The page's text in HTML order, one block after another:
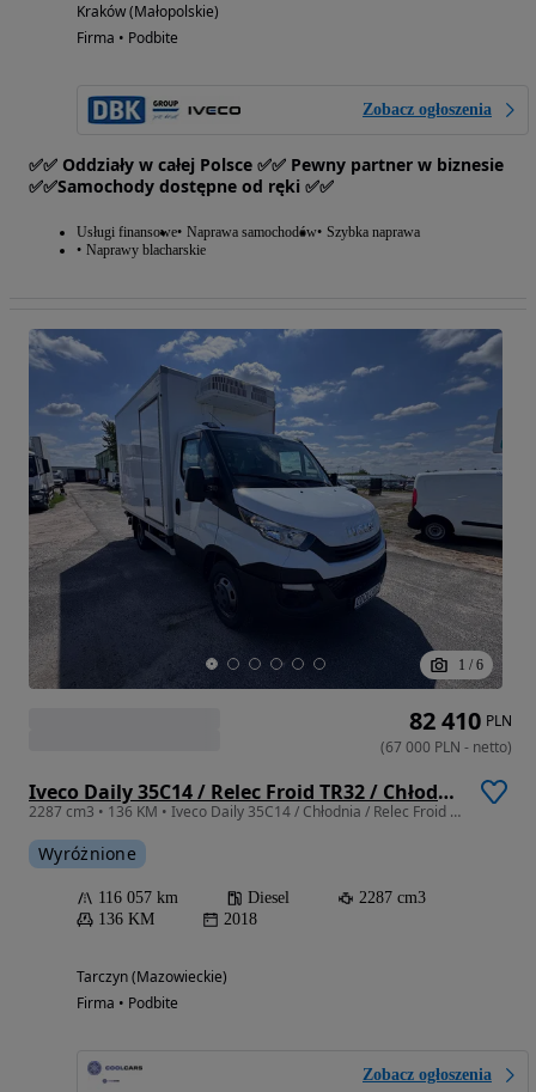
Kraków (Małopolskie)
Firma • Podbite
Zobacz ogłoszenia
✅✅ Oddziały w całej Polsce ✅✅ Pewny partner w biznesie
✅✅Samochody dostępne od ręki ✅✅
Usługi finansowe Naprawa samochodów Szybka naprawa
Naprawy blacharskie
1 / 6
Iveco Daily 35C14 / Relec Froid TR32 / Chłodnia / Winda (539)
2287 cm3 • 136 KM • Iveco Daily 35C14 / Chłodnia / Relec Froid TR32
Wyróżnione
116 057 km Diesel
2287 cm3
136 KM
2018
Tarczyn (Mazowieckie)
Firma • Podbite
Zobacz ogłoszenia
82 410 PLN
(67 000 PLN - netto)